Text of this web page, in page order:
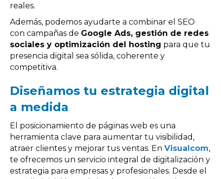
reales.
Además, podemos ayudarte a combinar el SEO
con campañas de Google Ads, gestión de redes
sociales y optimización del hosting para que tu
presencia digital sea sólida, coherente y
competitiva.
Diseñamos tu estrategia digital
a medida
El posicionamiento de páginas web es una
herramienta clave para aumentar tu visibilidad,
atraer clientes y mejorar tus ventas. En Visualcom,
te ofrecemos un servicio integral de digitalización y
estrategia para empresas y profesionales. Desde el